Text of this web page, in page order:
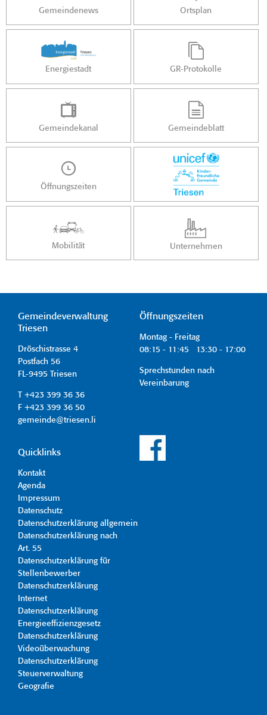
Gemeindenews Ortsplan
Energiestadt GR-Protokolle
Gemeindekanal Gemeindeblatt
Öffnungszeiten
Mobilität Unternehmen
Gemeindeverwaltung
Triesen
Dröschistrasse 4
Postfach 56
FL-9495 Triesen
T +423 399 36 36
F +423 399 36 50
gemeinde@triesen.li
Öffnungszeiten
Montag - Freitag
08:15 - 11:45 13:30 - 17:00
Sprechstunden nach
Vereinbarung
Quicklinks
Kontakt
Agenda
Impressum
Datenschutz
Datenschutzerklärung allgemein
Datenschutzerklärung nach
Art. 55
Datenschutzerklärung für
Stellenbewerber
Datenschutzerklärung
Internet
Datenschutzerklärung
Energieeffizienzgesetz
Datenschutzerklärung
Videoüberwachung
Datenschutzerklärung
Steuerverwaltung
Geografie